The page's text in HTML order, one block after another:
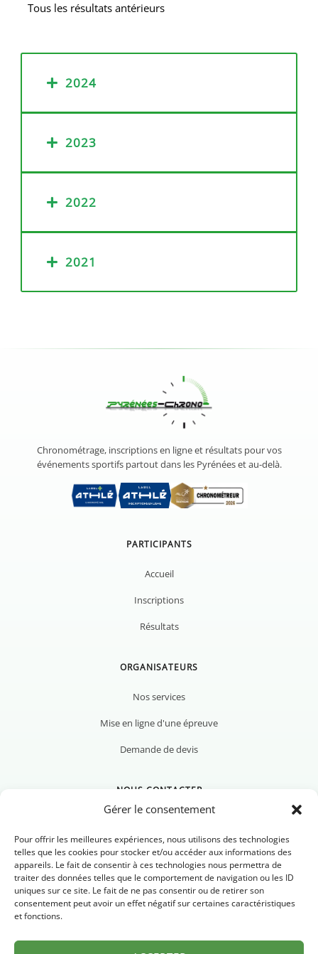
Gérer le consentement
Pour offrir les meilleures expériences, nous utilisons des technologies
telles que les cookies pour stocker et/ou accéder aux informations des
appareils. Le fait de consentir à ces technologies nous permettra de
traiter des données telles que le comportement de navigation ou les ID
uniques sur ce site. Le fait de ne pas consentir ou de retirer son
consentement peut avoir un effet négatif sur certaines caractéristiques
et fonctions.
Tous les résultats antérieurs
2024
2023
2022
2021
Chronométrage, inscriptions en ligne et résultats pour vos
événements sportifs partout dans les Pyrénées et au-delà.
PARTICIPANTS
Accueil
Inscriptions
Résultats
ORGANISATEURS
Nos services
Mise en ligne d'une épreuve
Demande de devis
NOUS CONTACTER
Nous contacter
Newsletter